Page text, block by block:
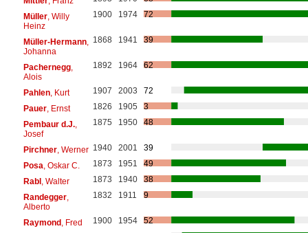
Müller, Willy
Heinz
1900 1974 72
Müller-Hermann,
Johanna
1868 1941 39
Pachernegg,
Alois
1892 1964 62
Pahlen, Kurt 1907 2003
72
Pauer, Ernst 1826 1905
3
Pembaur d.J.,
Josef
1875 1950 48
Pirchner, Werner 1940 2001
39
Posa , Oskar C. 1873 1951
49
Rabl, Walter 1873 1940
38
Randegger,
Alberto
1832 1911 9
Raymond, Fred 1900 1954
52